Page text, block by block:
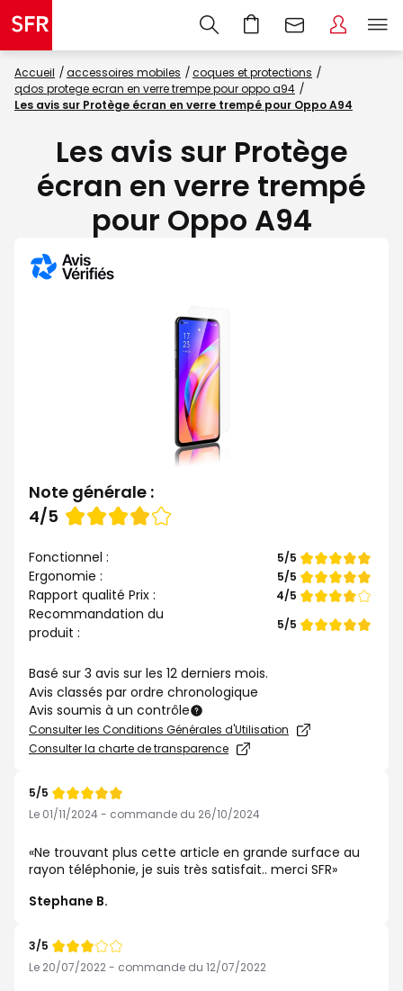
Accueil accessoires mobiles
coques et protections
qdos protege ecran en verre trempe pour oppo a94
Les avis sur Protège écran en verre trempé pour Oppo A94
Les avis sur Protège
écran en verre trempé
pour Oppo A94
Note générale :
Note
4/5
Fonctionnel :
Note
de
5/5
Ergonomie :
Note
de
5/5
Rapport qualité Prix :
Note
4/5
Recommandation du
produit :
Note
5/5
Basé sur 3 avis sur les 12 derniers mois.
Avis classés par ordre chronologique
Avis soumis à un contrôle
Consulter les Conditions Générales d'Utilisation
Consulter la charte de transparence
Note
de
5/5
Le 01/11/2024 - commande du 26/10/2024
Ne trouvant plus cette article en grande surface au
rayon téléphonie, je suis très satisfait.. merci SFR
Stephane B.
Note
de
3/5
Le 20/07/2022 - commande du 12/07/2022